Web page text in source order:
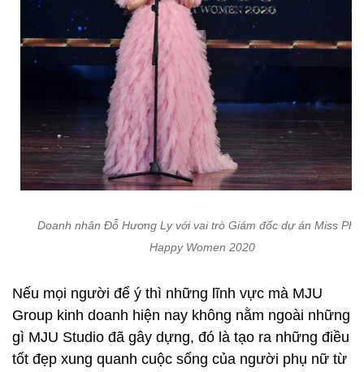
Doanh nhân Đỗ Hương Ly với vai trò Giám đốc dự án Miss
Happy Women 2020
Nếu mọi người để ý thì những lĩnh vực mà MJU
Group kinh doanh hiện nay không nằm ngoài những
gì MJU Studio đã gây dựng, đó là tạo ra những điều
tốt đẹp xung quanh cuộc sống của người phụ nữ từ